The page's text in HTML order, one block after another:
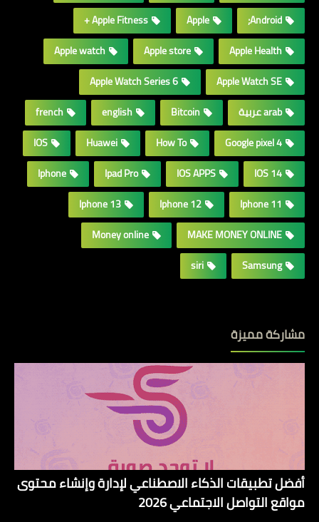
Android;
Apple
Apple Fitness +
Apple Health
Apple store
Apple watch
Apple Watch SE
Apple Watch Series 6
arab عربية
Bitcoin
english
french
Google pixel 4
How To
Huawei
IOS
IOS 14
IOS APPS
Ipad Pro
Iphone
Iphone 11
Iphone 12
Iphone 13
MAKE MONEY ONLINE
Money online
Samsung
siri
مشاركة مميزة
أفضل تطبيقات الذكاء الاصطناعي لإدارة وإنشاء محتوى
مواقع التواصل الاجتماعي 2026